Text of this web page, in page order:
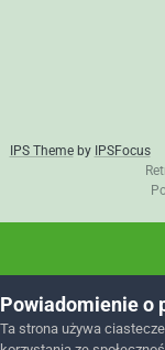
IPS Themeby IPSFocus
Powiadomienie o
Ta strona używa